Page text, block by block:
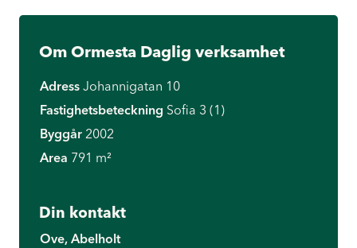
Om Ormesta Daglig verksamhet
Adress Johannigatan 10
Fastighetsbeteckning Sofia 3 (1)
Byggår 2002
Area 791 m²
Din kontakt
Ove, Abelholt